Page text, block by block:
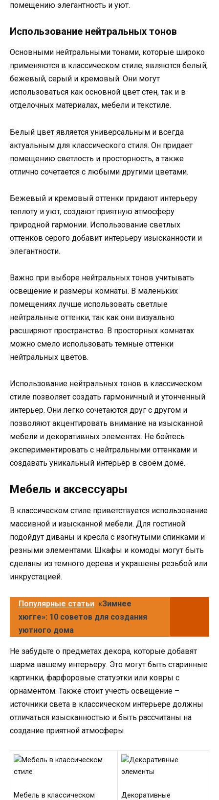
помещению элегантность и уют.
Использование нейтральных тонов
Основными нейтральными тонами, которые широко
применяются в классическом стиле, являются белый,
бежевый, серый и кремовый. Они могут
использоваться как основной цвет стен, так и в
отделочных материалах, мебели и текстиле.
Белый цвет является универсальным и всегда
актуальным для классического стиля. Он придает
помещению светлость и просторность, а также
отлично сочетается с любыми другими цветами.
Бежевый и кремовый оттенки придают интерьеру
теплоту и уют, создают приятную атмосферу
природной гармонии. Использование светлых
оттенков серого добавит интерьеру изысканности и
элегантности.
Важно при выборе нейтральных тонов учитывать
освещение и размеры комнаты. В маленьких
помещениях лучше использовать светлые
нейтральные оттенки, так как они визуально
расширяют пространство. В просторных комнатах
можно смело использовать темные оттенки
нейтральных цветов.
Использование нейтральных тонов в классическом
стиле позволяет создать гармоничный и утонченный
интерьер. Они легко сочетаются друг с другом и
позволяют акцентировать внимание на изысканной
мебели и декоративных элементах. Не бойтесь
экспериментировать с нейтральными оттенками и
создавать уникальный интерьер в своем доме.
Мебель и аксессуары
В классическом стиле приветствуется использование
массивной и изысканной мебели. Для гостиной
подойдут диваны и кресла с изогнутыми спинками и
резными элементами. Шкафы и комоды могут быть
сделаны из темного дерева и украшены резьбой или
инкрустацией.
Популярные статьи «Зимнее
хюгге»: 10 советов для создания
уютного дома
Не забудьте о предметах декора, которые добавят
шарма вашему интерьеру. Это могут быть старинные
картинки, фарфоровые статуэтки или ковры с
орнаментом. Также стоит учесть освещение –
источники света в классическом интерьере должны
отличаться изысканностью и быть рассчитаны на
создание приятной атмосферы.
Мебель в классическом Декоративные